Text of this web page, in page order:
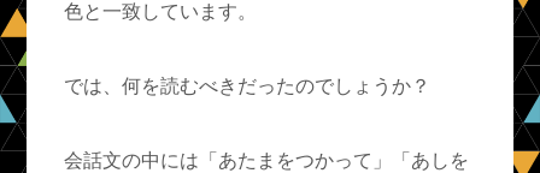
色と一致しています。
では、何を読むべきだったのでしょうか？
会話文の中には「あたまをつかって」「あしを